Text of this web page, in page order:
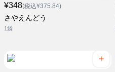
¥348(税込¥375.84)
さやえんどう
1袋